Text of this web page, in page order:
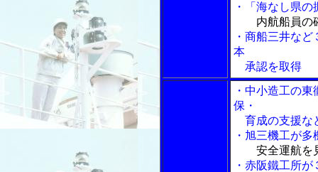
・「海なし県
内航船員の
・商船三井な
本
承認を取得
・中小造工の
保・
育成の支援な
・旭三機工が
安全運航を
・赤阪鐵工所